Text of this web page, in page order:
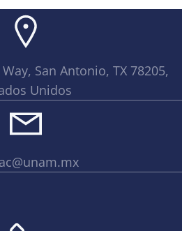
San Antonio, TX 78205,
Unidos